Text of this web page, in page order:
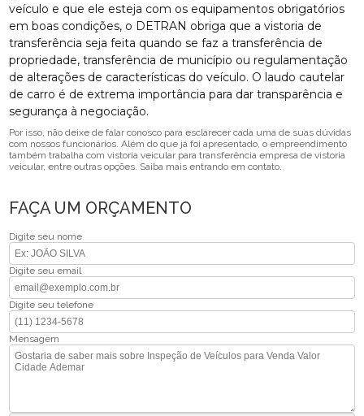
veículo e que ele esteja com os equipamentos obrigatórios
em boas condições, o DETRAN obriga que a vistoria de
transferência seja feita quando se faz a transferência de
propriedade, transferência de município ou regulamentação
de alterações de características do veículo. O laudo cautelar
de carro é de extrema importância para dar transparência e
segurança à negociação.
Por isso, não deixe de falar conosco para esclarecer cada uma de suas dúvidas
com nossos funcionários. Além do que já foi apresentado, o empreendimento
também trabalha com vistoria veicular para transferência empresa de vistoria
veicular, entre outras opções. Saiba mais entrando em contato.
FAÇA UM ORÇAMENTO
Digite seu nome
Digite seu email
Digite seu telefone
Mensagem